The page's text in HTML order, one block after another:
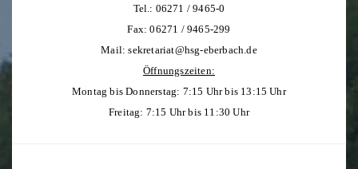
Tel.: 06271 / 9465-0
Fax: 06271 / 9465-299
Mail:sekretariat@hsg-eberbach.de
Öffnungszeiten:
Montag bis Donnerstag: 7:15 Uhr bis 13:15 Uhr
Freitag: 7:15 Uhr bis 11:30 Uhr